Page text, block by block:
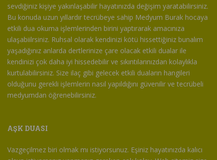
sevdiğiniz kişiye yakınlaşabilir hayatınızda değişim yaratabilirsiniz.
Bu konuda uzun yıllardır tecrübeye sahip Medyum Burak hocaya
etkili dua okuma işlemlerinden birini yaptırarak amacınıza
ulaşabiilrsiniz. Ruhsal olarak kendinizi kötü hissettiğiniz bunalım
yaşadığınız anlarda dertlerinize çare olacak etkili dualar ile
kendinizi çok daha iyi hissedebilir ve sıkıntılarınızdan kolaylıkla
kurtulabilirsiniz. Size ilaç gibi gelecek etkili duaların hangileri
olduğunu gerekli işlemlerin nasıl yapıldığını güvenilir ve tecrübeli
medyumdan öğrenebilirsiniz.
AŞK DUASI
Vazgeçilmez biri olmak mı istiyorsunuz. Eşiniz hayatınızda kalıcı